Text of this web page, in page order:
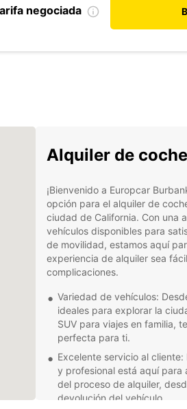
negociada
Alquiler de
¡Bienvenido a Europcar
opción para el alquiler de
ciudad de California. Con una
vehículos disponibles para
de movilidad, estamos aquí
experiencia de alquiler sea
complicaciones.
Variedad de vehículos:
ideales para explorar la
SUV para viajes en familia,
perfecta para ti.
Excelente servicio al
y profesional está aquí para
del proceso de alquiler,
devolución del vehículo.